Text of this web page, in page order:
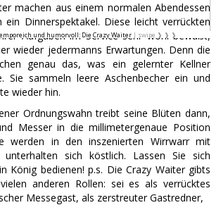
und humorvoll: Die Crazy Waiter
machen aus einem normalen Abendessen
ein Dinnerspektakel. Diese leicht verrückten
Aufgaben im Service sehr wohl bewußt,
wieder jedermanns Erwartungen. Denn die
genau das, was ein gelernter Kellner
Sie sammeln leere Aschenbecher ein und
wieder hin.
Ordnungswahn treibt seine Blüten dann,
Messer in die millimetergenaue Position
werden in den inszenierten Wirrwarr mit
unterhalten sich köstlich. Lassen Sie sich
König bedienen! p.s. Die Crazy Waiter gibts
anderen Rollen: sei es als verrücktes
Messegast, als zerstreuter Gastredner,